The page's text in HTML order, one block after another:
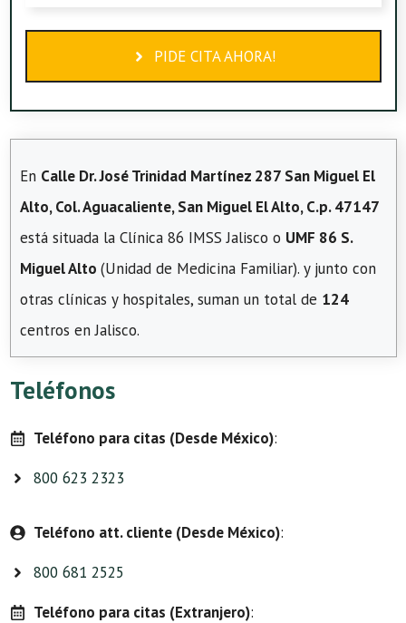
PIDE CITA AHORA!
En Calle Dr. José Trinidad Martínez 287 San Miguel El
Alto, Col. Aguacaliente, San Miguel El Alto, C.p. 47147
está situada la Clínica 86 IMSS Jalisco o UMF 86 S.
Miguel Alto (Unidad de Medicina Familiar). y junto con
otras clínicas y hospitales, suman un total de 124
centros en Jalisco.
Teléfonos
Teléfono para citas (Desde México):
800 623 2323
Teléfono att. cliente (Desde México):
800 681 2525
Teléfono para citas (Extranjero):